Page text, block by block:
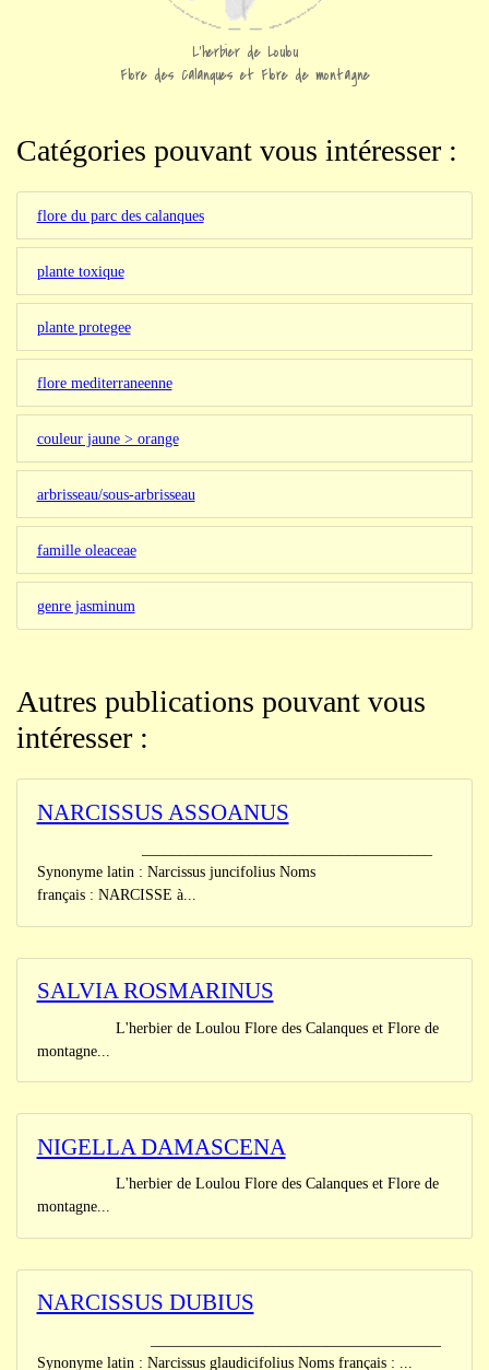
L'herbier de Loulou
Flore des Calanques et Flore de montagne
Catégories pouvant vous intéresser :
flore du parc des calanques
plante toxique
plante protegee
flore mediterraneenne
couleur jaune > orange
arbrisseau/sous-arbrisseau
famille oleaceae
genre jasminum
Autres publications pouvant vous
intéresser :
NARCISSUS ASSOANUS
Synonyme latin : Narcissus juncifolius Noms
français : NARCISSE à...
SALVIA ROSMARINUS
L'herbier de Loulou Flore des Calanques et Flore de
montagne...
NIGELLA DAMASCENA
L'herbier de Loulou Flore des Calanques et Flore de
montagne...
NARCISSUS DUBIUS
Synonyme latin : Narcissus glaudicifolius Noms français : ...